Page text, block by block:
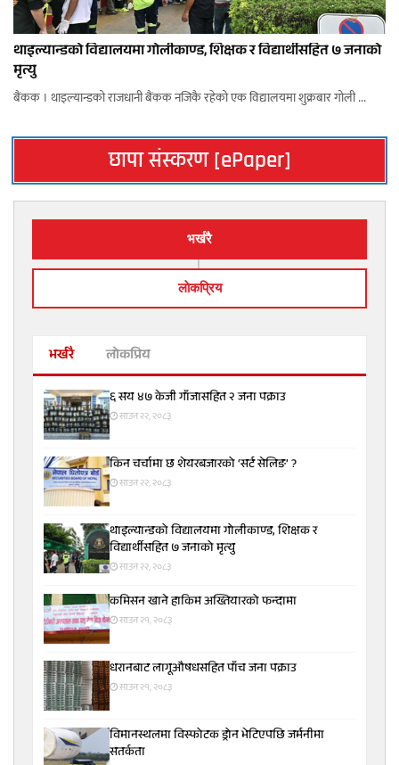
थाइल्यान्डको विद्यालयमा गोलीकाण्ड, शिक्षक र विद्यार्थीसहित ७ जनाको
मृत्यु
बैंकक । थाइल्यान्डको राजधानी बैंकक नजिकै रहेको एक विद्यालयमा शुक्रबार गोली ...
छापा संस्करण [ePaper]
भर्खरै
लाेकप्रिय
भर्खरै लोकप्रिय
६ सय ४७ केजी गाँजासहित २ जना पक्राउ
साउन २२, २०८३
किन चर्चामा छ शेयरबजारको ‘सर्ट सेलिङ’ ?
साउन २२, २०८३
थाइल्यान्डको विद्यालयमा गोलीकाण्ड, शिक्षक र
विद्यार्थीसहित ७ जनाको मृत्यु
साउन २२, २०८३
कमिसन खाने हाकिम अख्तियारको फन्दामा
साउन २१, २०८३
धरानबाट लागूऔषधसहित पाँच जना पक्राउ
साउन २१, २०८३
विमानस्थलमा विस्फोटक ड्रोन भेटिएपछि जर्मनीमा
सतर्कता